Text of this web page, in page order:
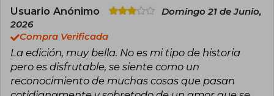
Usuario Anónimo
Domingo 21 de Junio,
2026
Compra Verificada
La edición, muy bella. No es mi tipo de historia
pero es disfrutable, se siente como un
reconocimiento de muchas cosas que pasan